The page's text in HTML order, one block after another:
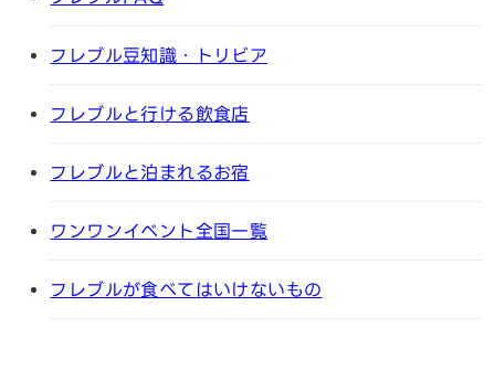
フレブル豆知識・トリビア
フレブルと行ける飲食店
フレブルと泊まれるお宿
ワンワンイベント全国一覧
フレブルが食べてはいけないもの